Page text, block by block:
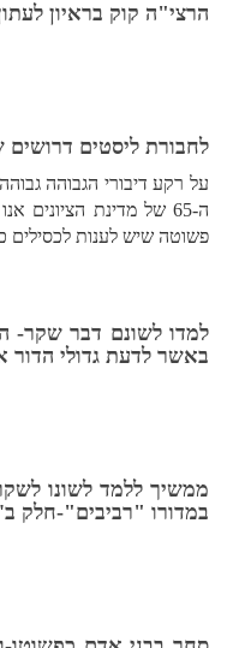
הרצי"ה קוק בראיון
לחבורת ליסטים
על רקע דיבורי הגבוהה
ה-65 של מדינת
פשוטה שיש לענות לכסילים
למדו לשונם דבר שקר-
באשר לדעת גדולי הדור
ממשיך ללמד לשונו
במדורו "רביבים"-חלק ב'